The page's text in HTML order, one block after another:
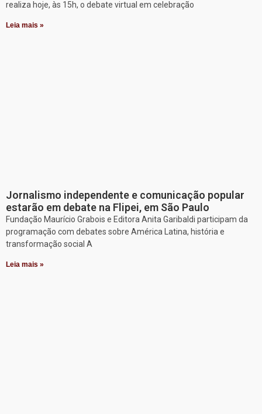
realiza hoje, às 15h, o debate virtual em celebração
Leia mais »
Jornalismo independente e comunicação popular
estarão em debate na Flipei, em São Paulo
Fundação Maurício Grabois e Editora Anita Garibaldi participam da
programação com debates sobre América Latina, história e
transformação social A
Leia mais »